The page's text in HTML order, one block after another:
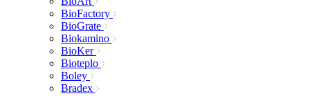
BioFactory
BioGrate
Biokamino
BioKer
Bioteplo
Boley
Bradex